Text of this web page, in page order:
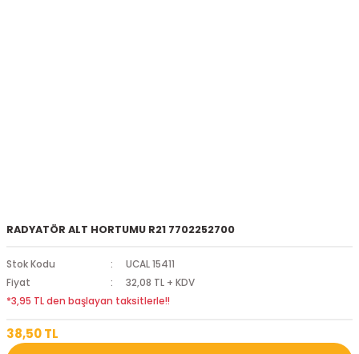
RADYATÖR ALT HORTUMU R21 7702252700
Stok Kodu
UCAL 15411
Fiyat
32,08 TL + KDV
*3,95 TL den başlayan taksitlerle!!
38,50 TL